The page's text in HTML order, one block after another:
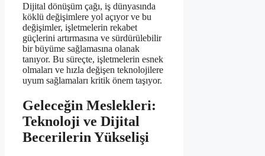
Dijital dönüşüm çağı, iş dünyasında
köklü değişimlere yol açıyor ve bu
değişimler, işletmelerin rekabet
güçlerini artırmasına ve sürdürülebilir
bir büyüme sağlamasına olanak
tanıyor. Bu süreçte, işletmelerin esnek
olmaları ve hızla değişen teknolojilere
uyum sağlamaları kritik önem taşıyor.
Geleceğin Meslekleri:
Teknoloji ve Dijital
Becerilerin Yükselişi